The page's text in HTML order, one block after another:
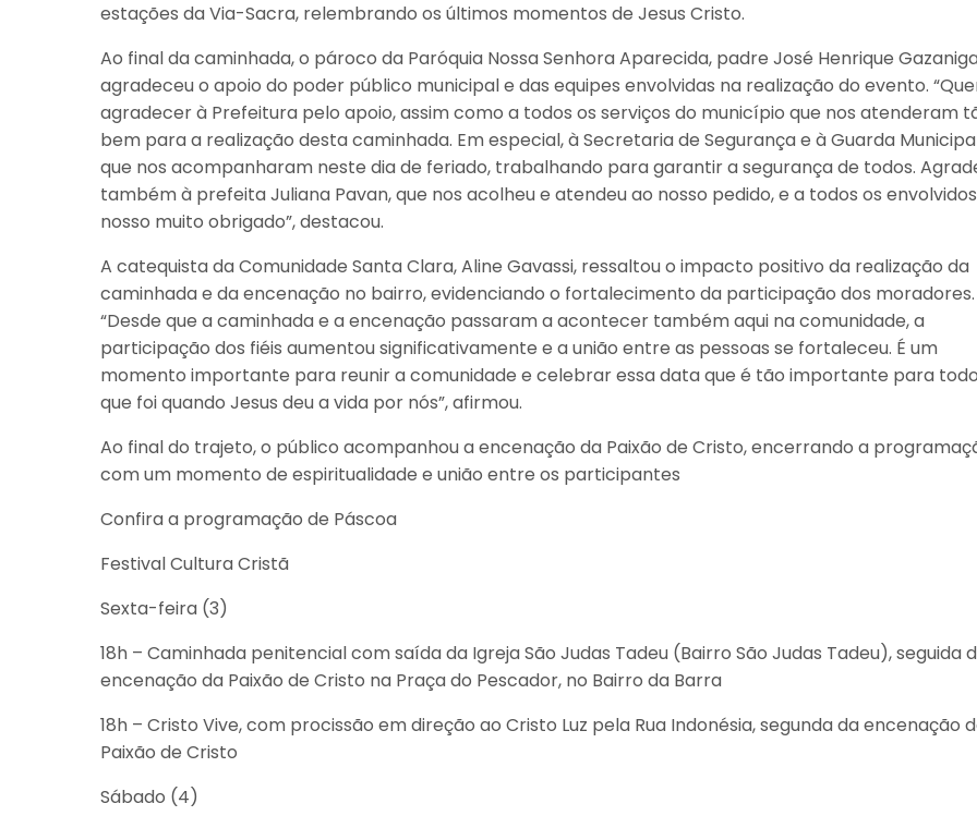
estações da Via-Sacra, relembrando os últimos momentos de Jesus Cristo.
Ao final da caminhada, o pároco da Paróquia Nossa Senhora Aparecida, padre José Henrique
agradeceu o apoio do poder público municipal e das equipes envolvidas na realização do evento.
agradecer à Prefeitura pelo apoio, assim como a todos os serviços do município que nos atenderam
bem para a realização desta caminhada. Em especial, à Secretaria de Segurança e à Guarda
que nos acompanharam neste dia de feriado, trabalhando para garantir a segurança de todos.
também à prefeita Juliana Pavan, que nos acolheu e atendeu ao nosso pedido, e a todos os
nosso muito obrigado”, destacou.
A catequista da Comunidade Santa Clara, Aline Gavassi, ressaltou o impacto positivo da realização da
caminhada e da encenação no bairro, evidenciando o fortalecimento da participação dos moradores.
“Desde que a caminhada e a encenação passaram a acontecer também aqui na comunidade, a
participação dos fiéis aumentou significativamente e a união entre as pessoas se fortaleceu. É um
momento importante para reunir a comunidade e celebrar essa data que é tão importante para
que foi quando Jesus deu a vida por nós”, afirmou.
Ao final do trajeto, o público acompanhou a encenação da Paixão de Cristo, encerrando a
com um momento de espiritualidade e união entre os participantes
Confira a programação de Páscoa
Festival Cultura Cristã
Sexta-feira (3)
18h – Caminhada penitencial com saída da Igreja São Judas Tadeu (Bairro São Judas Tadeu), seguida
encenação da Paixão de Cristo na Praça do Pescador, no Bairro da Barra
18h – Cristo Vive, com procissão em direção ao Cristo Luz pela Rua Indonésia, segunda da encenação
Paixão de Cristo
Sábado (4)